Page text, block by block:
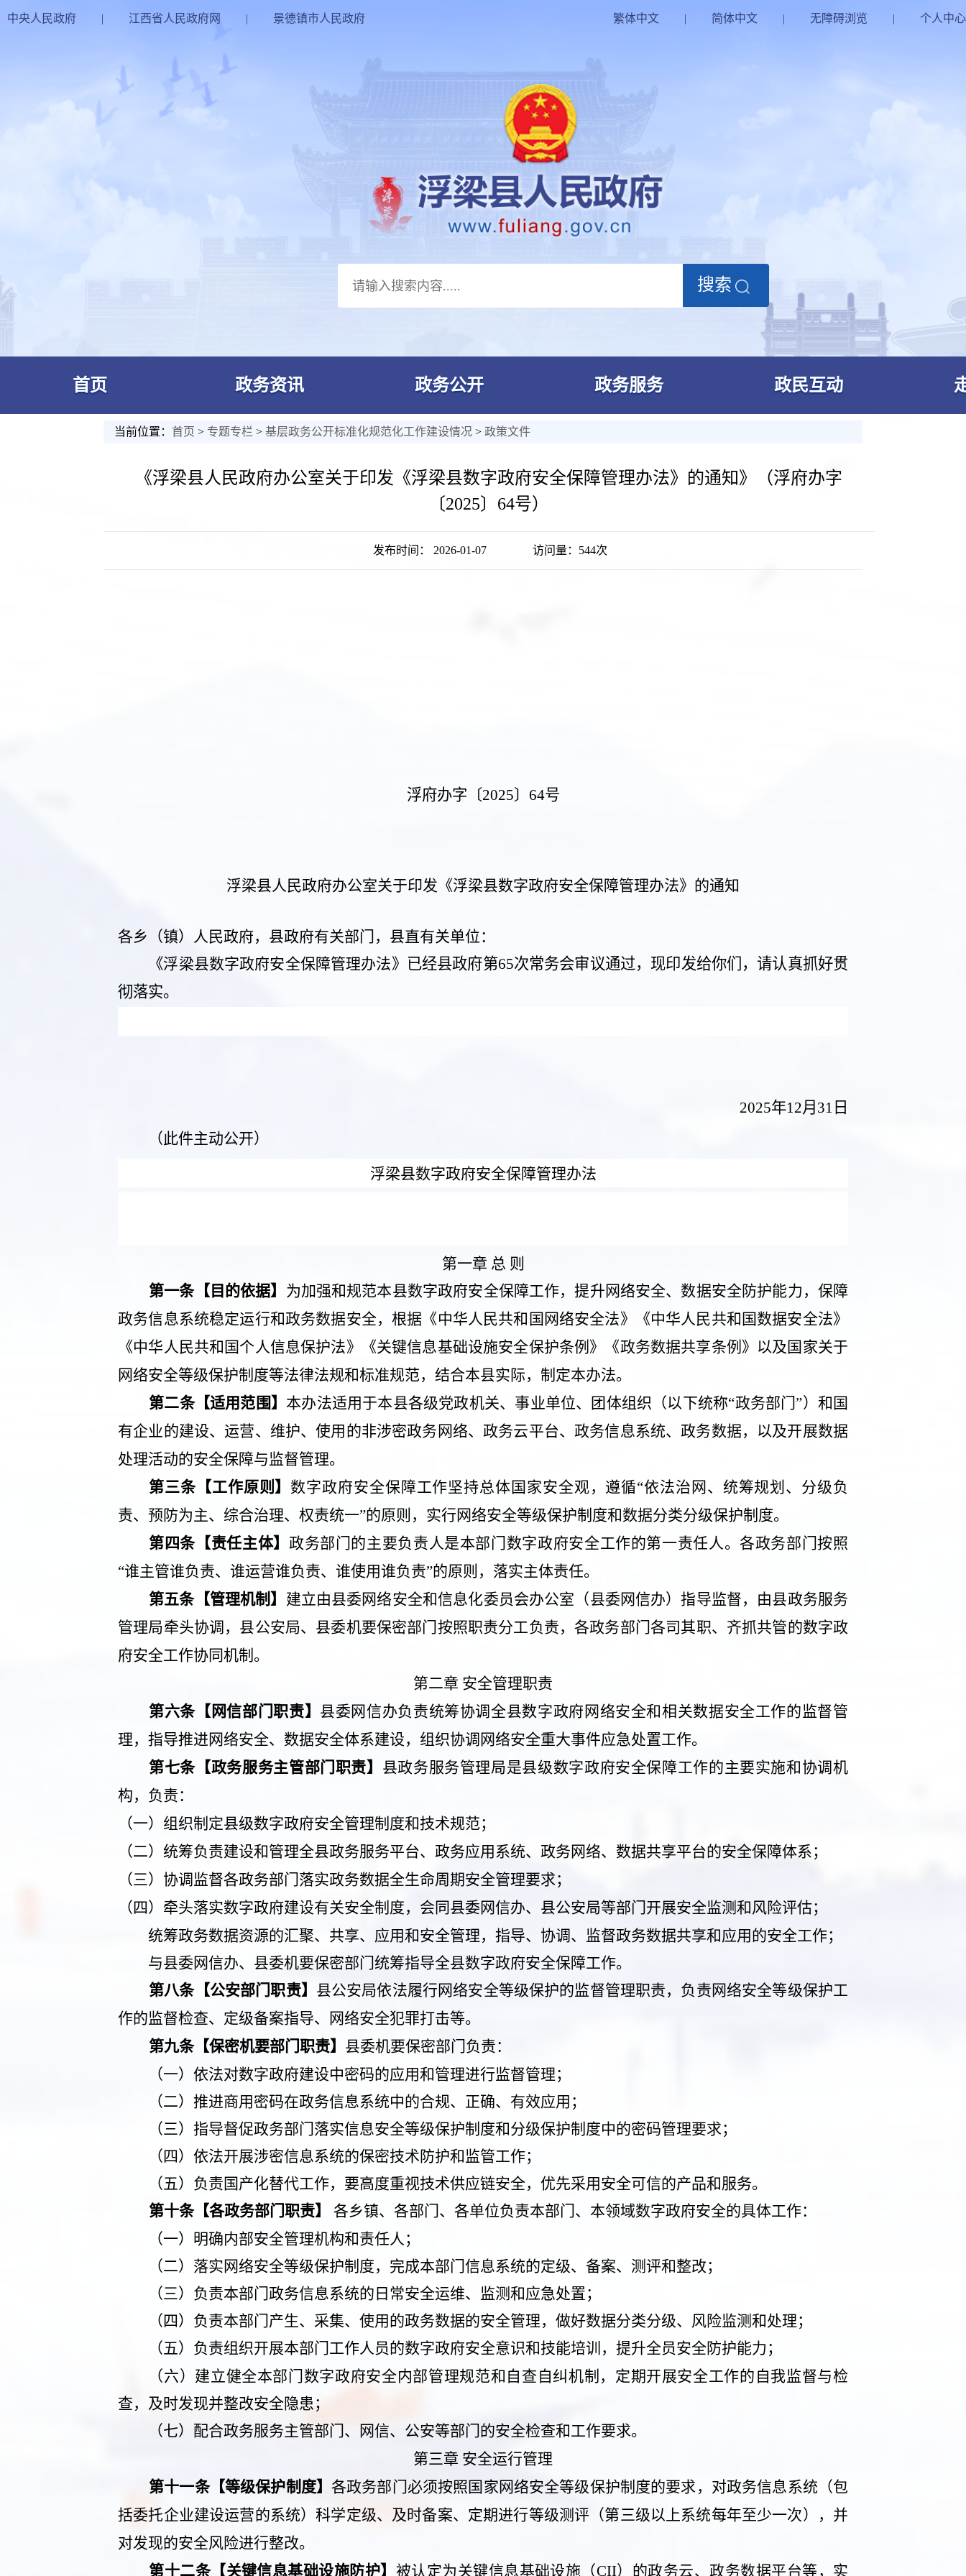
中央人民政府 | 江西省人民政府网 | 景德镇市人民政府 繁体中文 | 简体中文 | 无障碍浏览 | 个人中心
搜索
首页 政务资讯 政务公开 政务服务 政民互动
当前位置： 首页 > 专题专栏 > 基层政务公开标准化规范化工作建设情况 > 政策文件
《浮梁县人民政府办公室关于印发《浮梁县数字政府安全保障管理办法》的通知》（浮府办字
〔2025〕64号）
发布时间： 2026-01-07 访问量： 544次
浮府办字〔2025〕 64号
浮梁县人民政府办公室关于印发《浮梁县数字政府安全保障管理办法》的通知
各乡（镇）人民政府，县政府有关部门，县直有关单位：
《浮梁县数字政府安全保障管理办法》已经县政府第65次常务会审议通过，现印发给你们，请认真抓好贯
彻落实。
2025年12月 31 日
（此件主动公开）
浮梁县数字政府安全保障管理办法
第一章 总 则
第一条【目的依据】 为加强和规范本县数字政府安全保障工作，提升网络安全、数据安全防护能力，保障
政务信息系统稳定运行和政务数据安全，根据《中华人民共和国网络安全法》《中华人民共和国数据安全法》
《中华人民共和国个人信息保护法》《关键信息基础设施安全保护条例》《政务数据共享条例》以及国家关于
网络安全等级保护制度等法律法规和标准规范，结合本县实际，制定本办法。
第二条【适用范围】 本办法适用于本县各级党政机关、事业单位、团体组织（以下统称“政务部门”）和国
有企业的建设、运营、维护、使用的非涉密政务网络、政务云平台、政务信息系统、政务数据，以及开展数据
处理活动的安全保障与监督管理。
第三条【工作原则】 数字政府安全保障工作坚持总体国家安全观，遵循“依法治网、统筹规划、分级负
责、预防为主、综合治理、权责统一”的原则，实行网络安全等级保护制度和数据分类分级保护制度。
第四条【责任主体】 政务部门的主要负责人是本部门数字政府安全工作的第一责任人。各政务部门按照
“谁主管谁负责、谁运营谁负责、谁使用谁负责”的原则，落实主体责任。
第五条【管理机制】 建立由县委网络安全和信息化委员会办公室（县委网信办）指导监督，由县政务服务
管理局牵头协调， 县公安局、县委机要保密部门按照职责分工负责，各政务部门各司其职、齐抓共管的数字政
府安全工作协同机制。
第二章 安全管理职责
第六条【网信部门职责】 县委网信办负责统筹协调全县数字政府网络安全和相关数据安全工作的监督管
理，指导推进网络安全、数据安全体系建设，组织协调网络安全重大事件应急处置工作。
第七条【政务服务主管部门职责】 县政务服务管理局是县级数字政府安全保障工作的主要实施和协调机
构，负责：
（一）组织制定县级数字政府安全管理制度和技术规范；
（二） 统筹负责建设和管理全县政务服务平台、政务应用系统、政务网络、数据共享平台的安全保障体系；
（三）协调监督各政务部门落实政务数据全生命周期安全管理要求；
（四） 牵头落实数字政府建设有关安全制度，会同县委网信办、县公安局等部门开展安全监测和风险评估；
统筹政务数据资源的汇聚、共享、应用和安全管理，指导、协调、监督政务数据共享和应用的安全工作；
与县委网信办、县委机要保密部门统筹指导全县数字政府安全保障工作。
第八条【公安部门职责】 县公安局依法履行网络安全等级保护的监督管理职责，负责网络安全等级保护工
作的监督检查、定级备案指导、网络安全犯罪打击等。
第九条【保密机要部门职责】 县委机要保密部门负责：
（一）依法对数字政府建设中密码的应用和管理进行监督管理；
（二）推进商用密码在政务信息系统中的合规、正确、有效应用；
（三）指导督促政务部门落实信息安全等级保护制度和分级保护制度中的密码管理要求；
（四）依法开展涉密信息系统的保密技术防护和监管工作；
（五）负责国产化替代工作，要高度重视技术供应链安全，优先采用安全可信的产品和服务。
第十条【各政务部门职责】
各乡镇、各部门、各单位负责本部门、本领域数字政府安全的具体工作：
（一）明确内部安全管理机构和责任人；
（二）落实网络安全等级保护制度，完成本部门信息系统的定级、备案、测评和整改；
（三）负责本部门政务信息系统的日常安全运维、监测和应急处置；
（四）负责本部门产生、采集、使用的政务数据的安全管理，做好数据分类分级、风险监测和处理；
（五） 负责组织开展本部门工作人员的数字政府安全意识和技能培训，提升全员安全防护能力；
（六）建立健全本部门数字政府安全内部管理规范和自查自纠机制，定期开展安全工作的自我监督与检
查，及时发现并整改安全隐患；
（七） 配合政务服务主管部门、网信、公安等部门的安全检查和工作要求。
第三章 安全运行管理
第十一条【等级保护制度】各政务部门必须按照国家网络安全等级保护制度的要求，对政务信息系统（包
括委托企业建设运营的系统）科学定级、及时备案、定期进行等级测评（第三级以上系统每年至少一次），并
对发现的安全风险进行整改。
第十二条【关键信息基础设施防护】 被认定为关键信息基础设施（CII）的政务云、政务数据平台等，实